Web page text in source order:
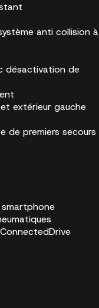
anti collision à
désactivation de
extérieur gauche
de premiers secours